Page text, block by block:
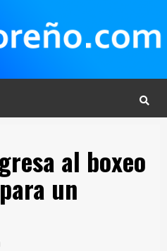
al boxeo
un